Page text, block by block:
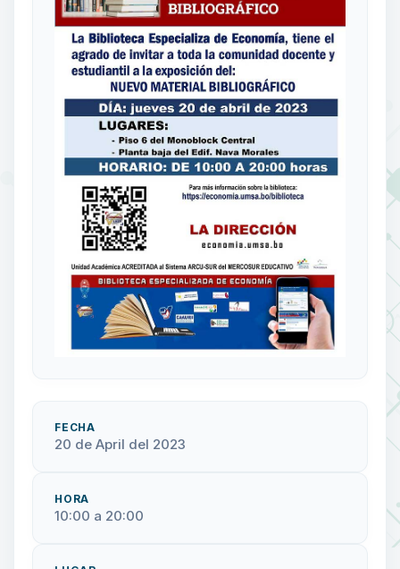
FECHA
20 de April del 2023
HORA
10:00 a 20:00